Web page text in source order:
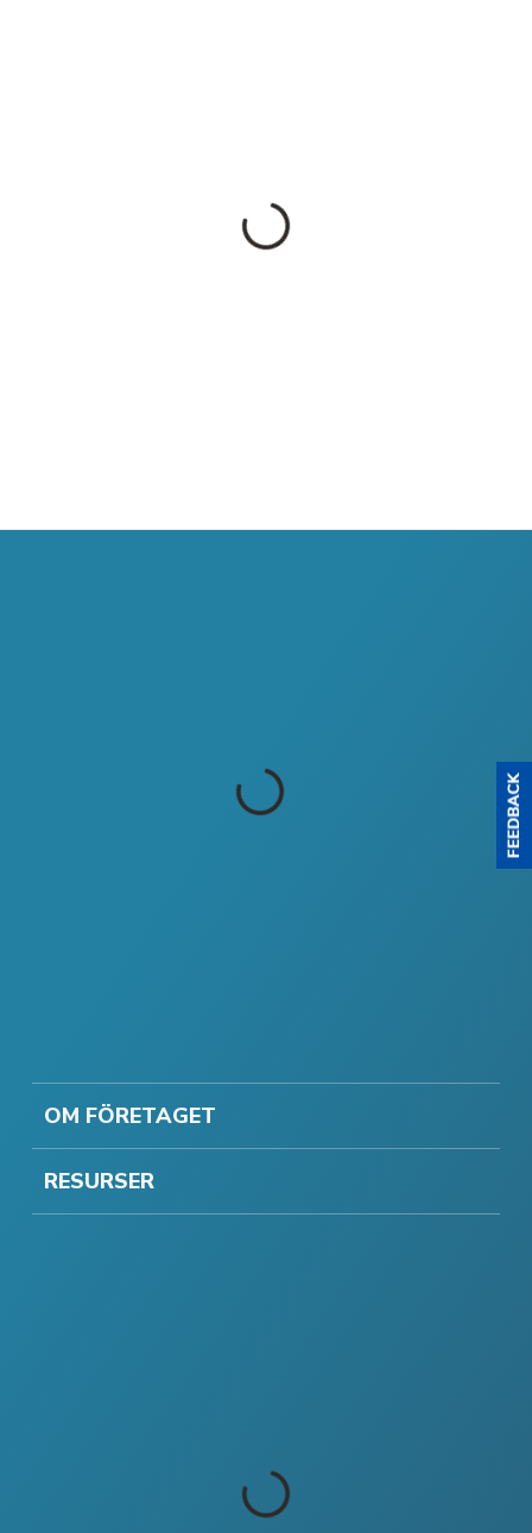
OM FÖRETAGET
RESURSER